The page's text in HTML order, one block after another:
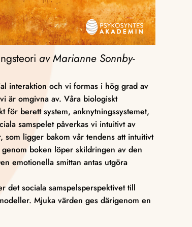
av Marianne Sonnby-
interaktion och vi formas i hög grad av
är omgivna av. Våra biologiskt
för berett system, anknytningssystemet,
samspelet påverkas vi intuitivt av
ligger bakom vår tendens att intuitivt
boken löper skildringen av den
emotionella smittan antas utgöra
det sociala samspelsperspektivet till
Mjuka värden ges därigenom en